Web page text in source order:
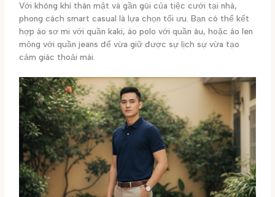
Với không khí thân mật và gần gũi của tiệc cưới tại nhà,
phong cách smart casual là lựa chọn tối ưu. Bạn có thể kết
hợp áo sơ mi với quần kaki, áo polo với quần âu, hoặc áo len
mỏng với quần jeans để vừa giữ được sự lịch sự vừa tạo
cảm giác thoải mái.